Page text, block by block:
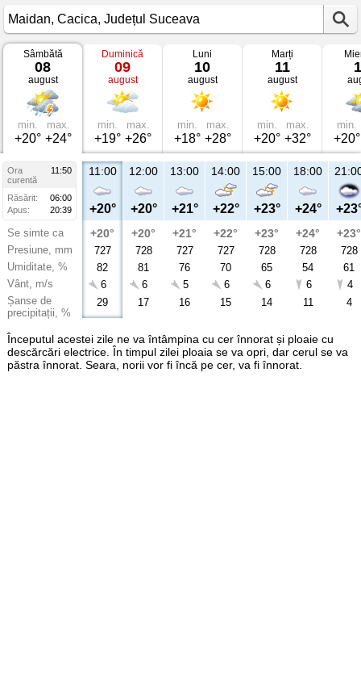
Vremea
Maidan
Cacica,
Județul
Suceava
Sâmbătă
08
august
min.
+20°
max.
+24°
Duminică
09
august
min.
+19°
max.
+26°
Luni
10
august
min.
+18°
max.
+28°
Marți
11
august
min.
+20°
max.
+32°
min.
+20°
Ora
11:50
curentă
Răsărit:
06:00
Apus:
20:39
Se simte ca
Presiune, mm
Umiditate, %
Vânt, m/s
Șanse de
precipitații, %
11:00
+20°
+20°
727
82
6
29
12:00
+20°
+20°
728
81
6
17
13:00
+21°
+21°
727
76
5
16
14:00
+22°
+22°
727
70
6
15
15:00
+23°
+23°
728
65
6
14
18:00
+24°
+24°
728
54
6
11
+23°
728
61
4
4
Începutul acestei zile ne va întâmpina cu cer înnorat și ploaie cu
descărcări electrice. În timpul zilei ploaia se va opri, dar cerul se va
păstra înnorat. Seara, norii vor fi încă pe cer, va fi înnorat.